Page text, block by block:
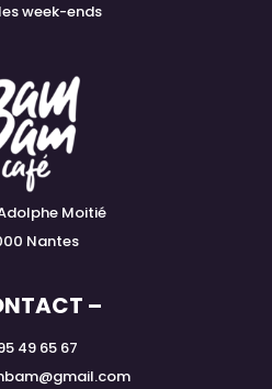
week-ends
Moitié
Nantes
–
49 65 67